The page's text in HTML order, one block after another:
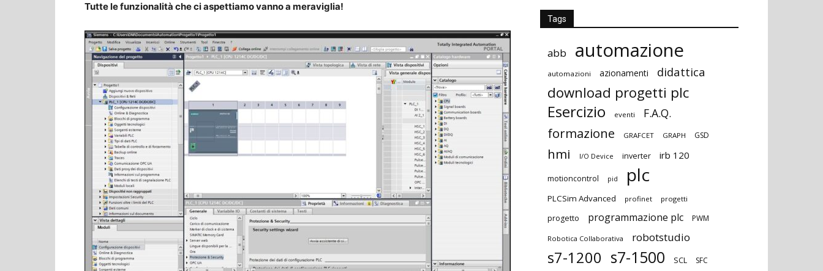
Tutte le funzionalità che ci aspettiamo vanno a meraviglia!
Tags
abb automazione
automazioni azionamenti didattica
download progetti plc
Esercizio eventi F.A.Q.
formazione GRAFCET GRAPH GSD
hmi I/O Device inverter irb 120
motioncontrol pid plc
PLCSim Advanced profinet progetti
progetto programmazione plc PWM
Robotica Collaborativa robotstudio
s7-1200 s7-1500 SCL SFC